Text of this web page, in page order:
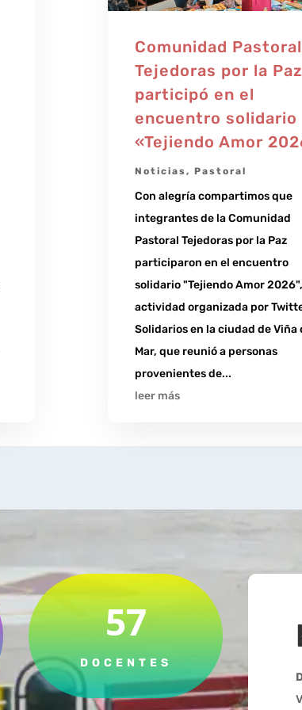
Comunidad Pastoral
Tejedoras por la Paz
participó en el
encuentro solidario
«Tejiendo Amor
Noticias,Pastoral
Con alegría compartimos que
integrantes de la Comunidad
Pastoral Tejedoras por la Paz
participaron en el encuentro
solidario "Tejiendo Amor 2026",
actividad organizada por
Solidarios en la ciudad de Viña
Mar, que reunió a personas
provenientes de...
leer más
57
DOCENTES